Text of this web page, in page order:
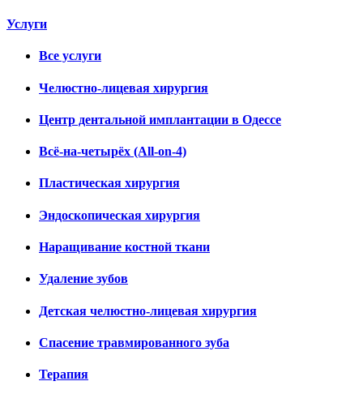
Услуги
Все услуги
Челюстно-лицевая хирургия
Центр дентальной имплантации в Одессе
Всё-на-четырёх (All-on-4)
Пластическая хирургия
Эндоскопическая хирургия
Наращивание костной ткани
Удаление зубов
Детская челюстно-лицевая хирургия
Спасение травмированного зуба
Терапия